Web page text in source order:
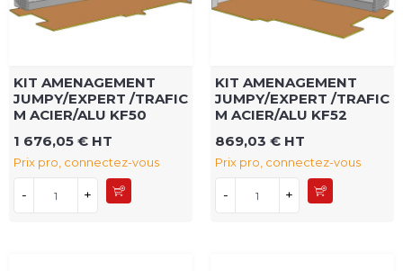
KIT AMENAGEMENT
JUMPY/EXPERT /TRAFIC
M ACIER/ALU KF50
1 676,05 € HT
Prix pro, connectez-vous
- +
KIT AMENAGEMENT
JUMPY/EXPERT /TRAFIC
M ACIER/ALU KF52
869,03 € HT
Prix pro, connectez-vous
- +